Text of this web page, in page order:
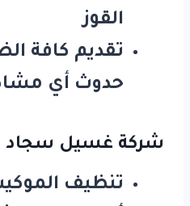
القوز
تقديم كافة
حدوث أي
شركة غسيل سجاد
تنظيف